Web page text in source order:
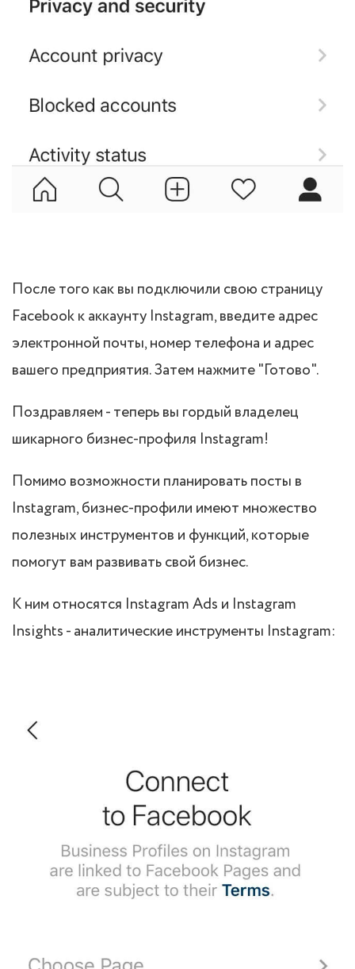
После того как вы подключили свою страницу
Facebook к аккаунту Instagram, введите адрес
электронной почты, номер телефона и адрес
вашего предприятия. Затем нажмите "Готово".
Поздравляем - теперь вы гордый владелец
шикарного бизнес-профиля Instagram!
Помимо возможности планировать посты в
Instagram, бизнес-профили имеют множество
полезных инструментов и функций, которые
помогут вам развивать свой бизнес.
К ним относятся Instagram Ads и Instagram
Insights - аналитические инструменты Instagram: